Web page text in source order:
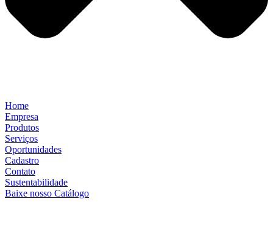
Home
Empresa
Produtos
Serviços
Oportunidades
Cadastro
Contato
Sustentabilidade
Baixe nosso Catálogo